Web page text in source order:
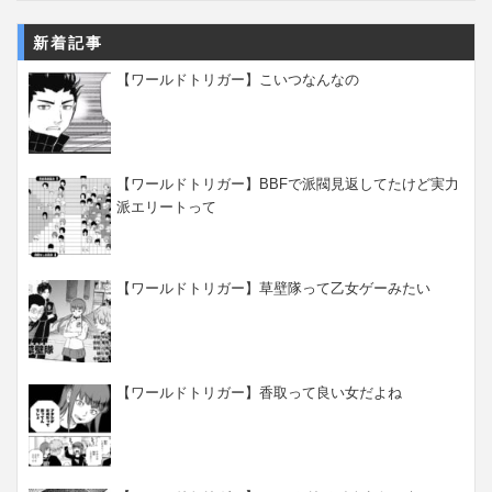
新着記事
【ワールドトリガー】こいつなんなの
【ワールドトリガー】BBFで派閥見返してたけど実力
派エリートって
【ワールドトリガー】草壁隊って乙女ゲーみたい
【ワールドトリガー】香取って良い女だよね